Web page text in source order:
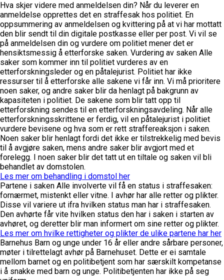
Hva skjer videre med anmeldelsen din? Når du leverer en
anmeldelse opprettes det en straffesak hos politiet. En
oppsummering av anmeldelsen og kvittering på at vi har mottatt
den blir sendt til din digitale postkasse eller per post. Vi vil se
på anmeldelsen din og vurdere om politiet mener det er
hensiktsmessig å etterforske saken. Vurdering av saken Alle
saker som kommer inn til politiet vurderes av en
etterforskningsleder og en påtalejurist. Politiet har ikke
ressurser til å etterforske alle sakene vi får inn. Vi må prioritere
noen saker, og andre saker blir da henlagt på bakgrunn av
kapasiteten i politiet. De sakene som blir tatt opp til
etterforskning sendes til en etterforskningsavdeling. Når alle
etterforskningsskrittene er ferdig, vil en påtalejurist i politiet
vurdere bevisene og hva som er rett straffereaksjon i saken.
Noen saker blir henlagt fordi det ikke er tilstrekkelig med bevis
til å avgjøre saken, mens andre saker blir avgjort med et
forelegg. I noen saker blir det tatt ut en tiltale og saken vil bli
behandlet av domstolen.
Les mer om behandling i domstol her
Partene i saken Alle involverte vil få en status i straffesaken:
fornærmet, mistenkt eller vitne. I avhør har alle retter og plikter.
Disse vil variere ut ifra hvilken status man har i straffesaken.
Den avhørte får vite hvilken status den har i saken i starten av
avhøret, og deretter blir man informert om sine retter og plikter.
Les mer om hvilke rettigheter og plikter de ulike partene har her
Barnehus Barn og unge under 16 år eller andre sårbare personer,
møter i tilrettelagt avhør på Barnehuset. Dette er ei samtale
mellom barnet og en politibetjent som har særskilt kompetanse
i å snakke med barn og unge. Politibetjenten har ikke på seg